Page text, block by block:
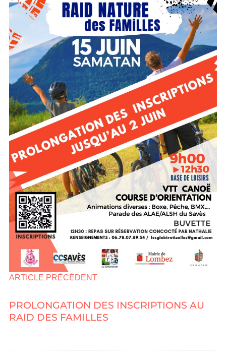
ARTICLE PRÉCÉDENT
PROLONGATION DES INSCRIPTIONS AU
RAID DES FAMILLES